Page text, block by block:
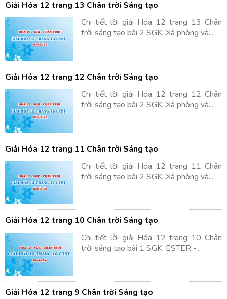
Giải Hóa 12 trang 13 Chân trời Sáng tạo
Chi tiết lời giải Hóa 12 trang 13 Chân
trời sáng tạo bài 2 SGK: Xà phòng và...
Giải Hóa 12 trang 12 Chân trời Sáng tạo
Chi tiết lời giải Hóa 12 trang 12 Chân
trời sáng tạo bài 2 SGK: Xà phòng và...
Giải Hóa 12 trang 11 Chân trời Sáng tạo
Chi tiết lời giải Hóa 12 trang 11 Chân
trời sáng tạo bài 2 SGK: Xà phòng và...
Giải Hóa 12 trang 10 Chân trời Sáng tạo
Chi tiết lời giải Hóa 12 trang 10 Chân
trời sáng tạo bài 1 SGK: ESTER -...
Giải Hóa 12 trang 9 Chân trời Sáng tạo